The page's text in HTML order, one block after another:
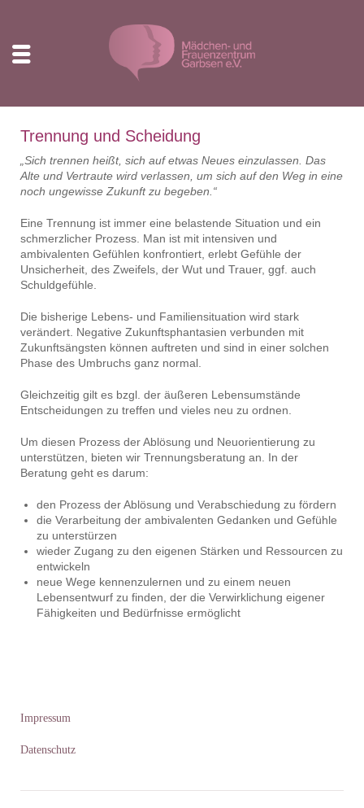
Trennung und Scheidung
„Sich trennen heißt, sich auf etwas Neues einzulassen. Das
Alte und Vertraute wird verlassen, um sich auf den Weg in eine
noch ungewisse Zukunft zu begeben.“
Eine Trennung ist immer eine belastende Situation und ein
schmerzlicher Prozess. Man ist mit intensiven und
ambivalenten Gefühlen konfrontiert, erlebt Gefühle der
Unsicherheit, des Zweifels, der Wut und Trauer, ggf. auch
Schuldgefühle.
Die bisherige Lebens- und Familiensituation wird stark
verändert. Negative Zukunftsphantasien verbunden mit
Zukunftsängsten können auftreten und sind in einer solchen
Phase des Umbruchs ganz normal.
Gleichzeitig gilt es bzgl. der äußeren Lebensumstände
Entscheidungen zu treffen und vieles neu zu ordnen.
Um diesen Prozess der Ablösung und Neuorientierung zu
unterstützen, bieten wir Trennungsberatung an. In der
Beratung geht es darum:
den Prozess der Ablösung und Verabschiedung zu fördern
die Verarbeitung der ambivalenten Gedanken und Gefühle
zu unterstürzen
wieder Zugang zu den eigenen Stärken und Ressourcen zu
entwickeln
neue Wege kennenzulernen und zu einem neuen
Lebensentwurf zu finden, der die Verwirklichung eigener
Fähigkeiten und Bedürfnisse ermöglicht
Impressum
Datenschutz